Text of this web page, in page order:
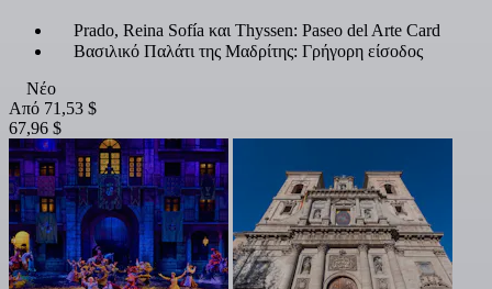
Prado, Reina Sofía και Thyssen: Paseo del Arte Card
Βασιλικό Παλάτι της Μαδρίτης: Γρήγορη είσοδος
Νέο
Από 71,53 $
67,96 $